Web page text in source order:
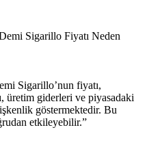
Sigarillo Fiyatı Neden
Sigarillo’nun fiyatı,
üretim giderleri ve piyasadaki
göstermektedir. Bu
etkileyebilir.”